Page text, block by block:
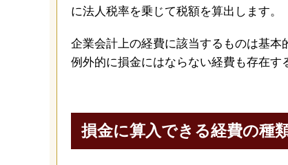
に法人税率を乗じて税額を算出します。
企業会計上の経費に該当するものは基本
例外的に損金にはならない経費も存在す
損金に算入できる経費の種